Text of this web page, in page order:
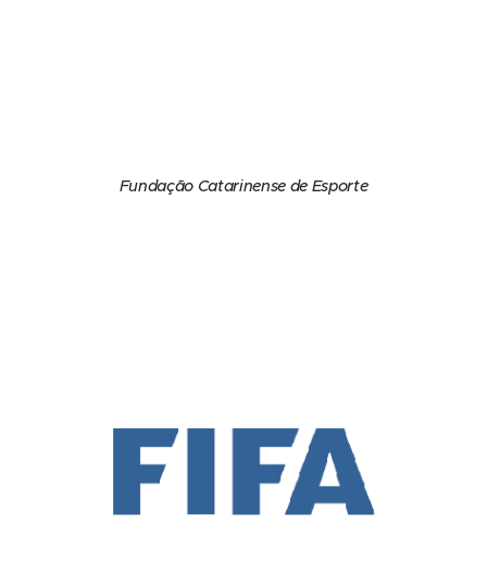
Fundação Catarinense de Esporte